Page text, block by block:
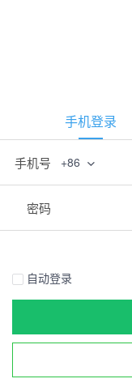
手机登录
手机号 +86
密码
自动登录